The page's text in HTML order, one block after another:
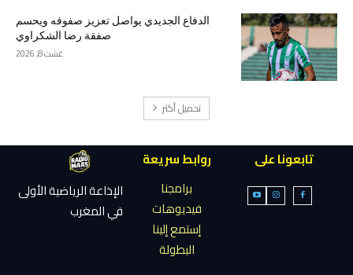
الدفاع الجديدي يواصل تعزيز صفوفه ويحسم
صفقة رضا الشكراوي
غشت 8, 2026
تحميل أكثر
تابعونا على
روابط سريعة
برامجنا
فيديوهات
إستمع إلينا
البطولة
الإذاعة الرياضية الأولى
في المغرب